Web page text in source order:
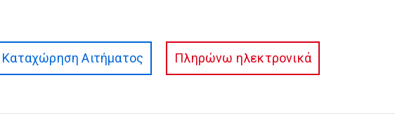
Καταχώρηση Αιτήματος Πληρώνω ηλεκτρονικά